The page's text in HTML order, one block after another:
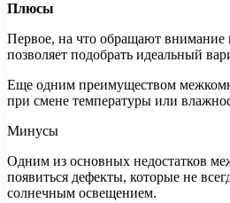
Плюсы
Первое, на что обращают
позволяет подобрать идеальный
Еще одним преимуществом
при смене температуры или
Минусы
Одним из основных недостатков
появиться дефекты, которые не
солнечным освещением.